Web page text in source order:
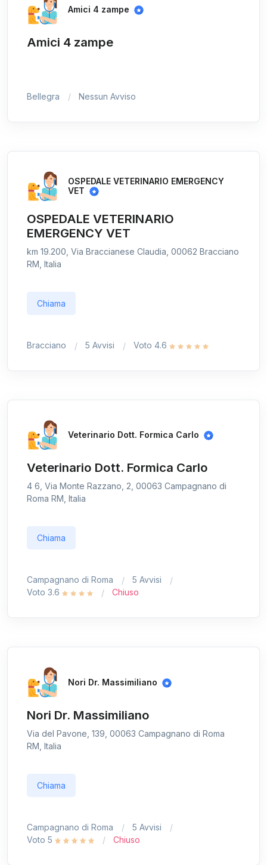
Amici 4 zampe
Amici 4 zampe
Bellegra Nessun Avviso
OSPEDALE VETERINARIO EMERGENCY
VET
OSPEDALE VETERINARIO
EMERGENCY VET
km 19.200, Via Braccianese Claudia, 00062 Bracciano
RM, Italia
Chiama
Bracciano 5 Avvisi Voto 4.6
Veterinario Dott. Formica Carlo
Veterinario Dott. Formica Carlo
4 6, Via Monte Razzano, 2, 00063 Campagnano di
Roma RM, Italia
Chiama
Campagnano di Roma
5 Avvisi
Voto 3.6
Chiuso
Nori Dr. Massimiliano
Nori Dr. Massimiliano
Via del Pavone, 139, 00063 Campagnano di Roma
RM, Italia
Chiama
Campagnano di Roma
5 Avvisi
Voto 5
Chiuso